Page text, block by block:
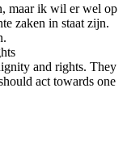
maar ik wil er wel op
zaken in staat zijn.
and rights. They
act towards one